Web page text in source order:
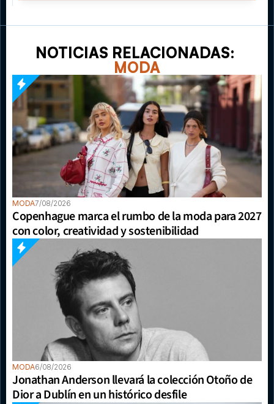
NOTICIAS RELACIONADAS:
MODA
MODA7/08/2026
Copenhague marca el rumbo de la moda para 2027
con color, creatividad y sostenibilidad
MODA6/08/2026
Jonathan Anderson llevará la colección Otoño de
Dior a Dublín en un histórico desfile